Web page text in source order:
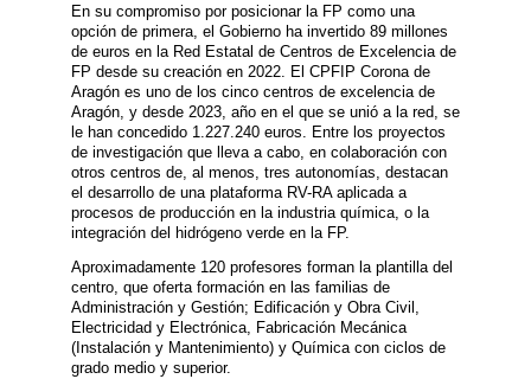
En su compromiso por posicionar la FP como una
opción de primera, el Gobierno ha invertido 89 millones
de euros en la Red Estatal de Centros de Excelencia de
FP desde su creación en 2022. El CPFIP Corona de
Aragón es uno de los cinco centros de excelencia de
Aragón, y desde 2023, año en el que se unió a la red, se
le han concedido 1.227.240 euros. Entre los proyectos
de investigación que lleva a cabo, en colaboración con
otros centros de, al menos, tres autonomías, destacan
el desarrollo de una plataforma RV-RA aplicada a
procesos de producción en la industria química, o la
integración del hidrógeno verde en la FP.
Aproximadamente 120 profesores forman la plantilla del
centro, que oferta formación en las familias de
Administración y Gestión; Edificación y Obra Civil,
Electricidad y Electrónica, Fabricación Mecánica
(Instalación y Mantenimiento) y Química con ciclos de
grado medio y superior.